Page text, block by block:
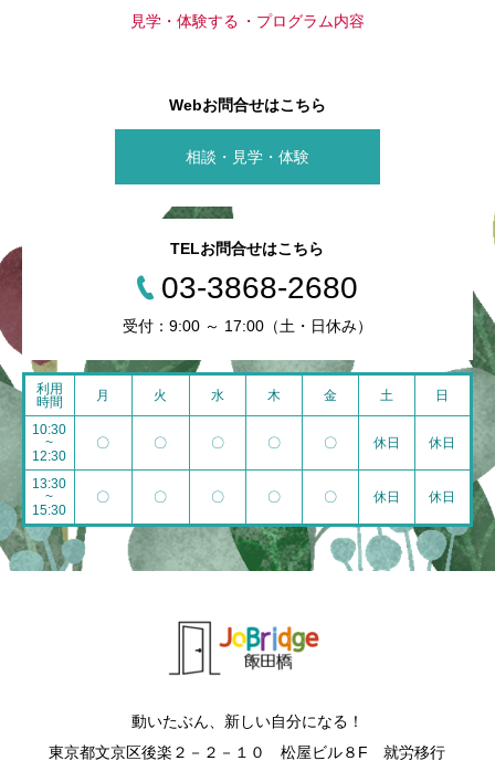
見学・体験する
プログラム内容
Webお問合せはこちら
相談・見学・体験
TELお問合せはこちら
03-3868-2680
受付：9:00 ～ 17:00（土・日休み）
利用
時間
月 火 水 木 金 土 日
10:30
~
12:30
〇 〇 〇 〇 〇 休日 休日
13:30
~
15:30
〇 〇 〇 〇 〇 休日 休日
動いたぶん、新しい自分になる！
東京都文京区後楽２－２－１０ 松屋ビル８F 就労移行